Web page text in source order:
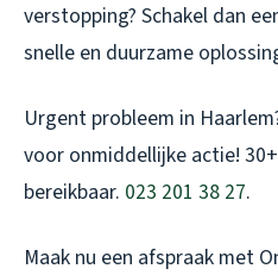
verstopping? Schakel dan
snelle en duurzame
Urgent probleem in
voor onmiddellijke actie!
bereikbaar. 023 201 38 27.
Maak nu een afspraak met